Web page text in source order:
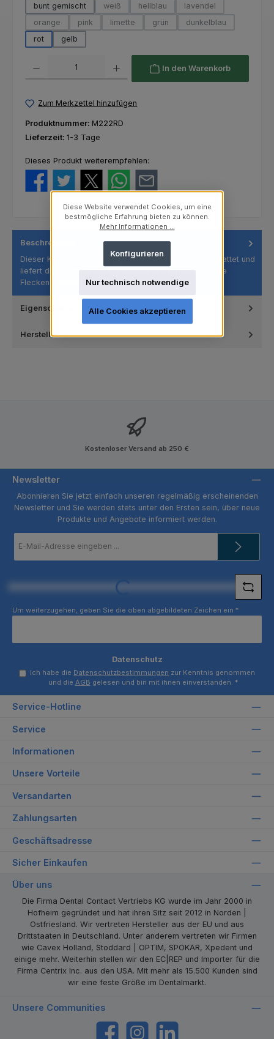
bunt gemischt
weiß
(Diese Option ist zurzeit nicht verfügbar.)
hellblau
(Diese Option ist zurzeit nicht
lavendel
(Diese Option ist
orange
(Diese Option ist zurzeit nicht verfügbar.)
pink
(Diese Option ist zurzeit nicht verfügbar.)
limette
(Diese Option ist zurzeit nicht verfügbar.)
grün
(Diese Option ist zurzeit nicht
dunkelblau
(Diese Option ist
rot gelb
In den Warenkorb
Zum Merkzettel hinzufügen
Produktnummer: M222RD
Lieferzeit: 1-3 Tage
Dieses Produkt weiterempfehlen:
Beschreibung
Dieser Kelch ist mit 4 Stegen und Innenrippen ausgestattet und
liefert die optimale Menge an Prophylaxepaste, um die
Flecken…
Eigenschaften
Hersteller
Kostenloser Versand ab 250 €
Newsletter
Abonnieren Sie jetzt einfach unseren regelmäßig erscheinenden
Newsletter und Sie werden stets unter den Ersten sein, über neue
Produkte und Angebote informiert werden.
Mail-
Loading...
Um weiterzugehen, geben Sie die oben abgebildeten Zeichen ein *
Datenschutz
Ich habe die Datenschutzbestimmungen zur Kenntnis genommen
und die AGB gelesen und bin mit ihnen einverstanden. *
Service-Hotline
Service
Informationen
Unsere Vorteile
Versandarten
Zahlungsarten
Geschäftsadresse
Sicher Einkaufen
Über uns
Die Firma Dental Contact Vertriebs KG wurde im Jahr 2000 in
Hofheim gegründet und hat ihren Sitz seit 2012 in Norden |
Ostfriesland. Wir vertreten Hersteller aus der EU und aus
Drittstaaten in Deutschland. Unter anderem vertreten wir Firmen
wie Cavex Holland, Stoddard | OPTIM, SPOKAR, Xpedent und
einige mehr. Weiterhin stellen wir den EC|REP und Importer für die
Firma Centrix Inc. aus den USA. Mit mehr als 15.500 Kunden sind
wir eine feste Größe im Dentalmarkt.
Unsere Communities
Diese Website verwendet Cookies, um eine
bestmögliche Erfahrung bieten zu können.
Mehr Informationen ...
Nur technisch notwendige
Konfigurieren
Alle Cookies akzeptieren